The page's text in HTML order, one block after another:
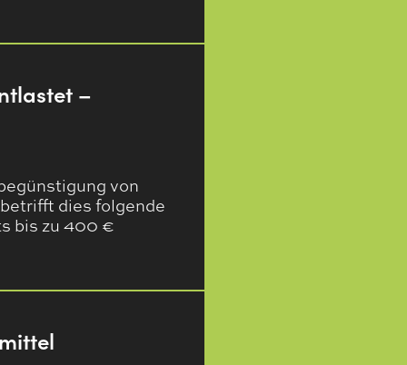
–
von
dies folgende
bis zu 400 €